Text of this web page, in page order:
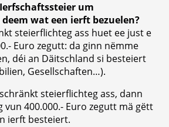
um
wat een ierft bezuelen?
steierflichteg ass huet ee just e
Euro zegutt: da ginn nëmme
déi an Däitschland si besteiert
Gesellschaften…).
steierflichteg ass, dann
vun 400.000.- Euro zegutt mä gëtt
ierft besteiert.